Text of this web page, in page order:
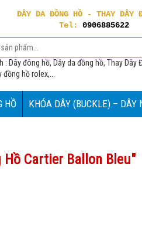
DÂY DA ĐỒNG HỒ - THAY DÂY
Tel: 0906885622
: Dây đông hồ, Dây da đồng hồ, Thay Dây
hồ rolex,...
HỒ KHÓA DÂY (BUCKLE) – DÂY
Hồ Cartier Ballon Bleu"